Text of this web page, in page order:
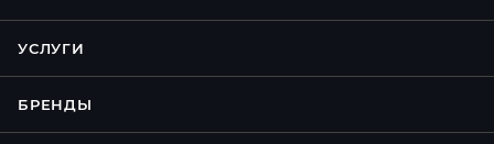
УСЛУГИ
БРЕНДЫ